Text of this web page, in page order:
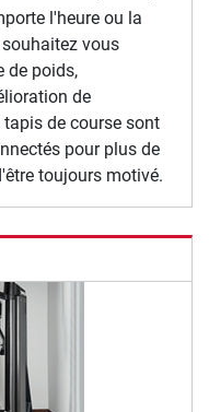
l'heure ou la
vous
de poids,
de
tapis de course sont
pour plus de
toujours motivé.